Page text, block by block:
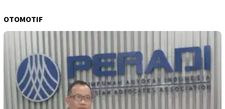
OTOMOTIF